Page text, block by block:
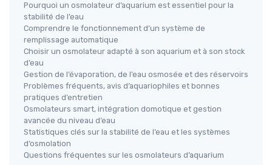
Pourquoi un osmolateur d’aquarium est essentiel pour la
stabilité de l’eau
Comprendre le fonctionnement d’un système de
remplissage automatique
Choisir un osmolateur adapté à son aquarium et à son stock
d’eau
Gestion de l’évaporation, de l’eau osmosée et des réservoirs
Problèmes fréquents, avis d’aquariophiles et bonnes
pratiques d’entretien
Osmolateurs smart, intégration domotique et gestion
avancée du niveau d’eau
Statistiques clés sur la stabilité de l’eau et les systèmes
d’osmolation
Questions fréquentes sur les osmolateurs d’aquarium